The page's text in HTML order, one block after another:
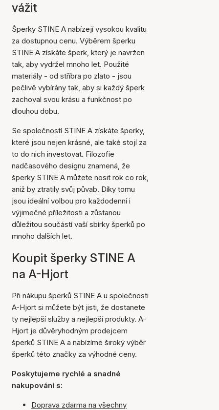
vážit
Šperky STINE A nabízejí vysokou kvalitu
za dostupnou cenu. Výběrem šperku
STINE A získáte šperk, který je navržen
tak, aby vydržel mnoho let. Použité
materiály - od stříbra po zlato - jsou
pečlivě vybírány tak, aby si každý šperk
zachoval svou krásu a funkčnost po
dlouhou dobu.
Se společností STINE A získáte šperky,
které jsou nejen krásné, ale také stojí za
to do nich investovat. Filozofie
nadčasového designu znamená, že
šperky STINE A můžete nosit rok co rok,
aniž by ztratily svůj půvab. Díky tomu
jsou ideální volbou pro každodenní i
výjimečné příležitosti a zůstanou
důležitou součástí vaší sbírky šperků po
mnoho dalších let.
Koupit šperky STINE A
na A-Hjort
Při nákupu šperků STINE A u společnosti
A-Hjort si můžete být jisti, že dostanete
ty nejlepší služby a nejlepší produkty. A-
Hjort je důvěryhodným prodejcem
šperků STINE A a nabízíme široký výběr
šperků této značky za výhodné ceny.
Poskytujeme rychlé a snadné
nakupování s:
Doprava zdarma na všechny